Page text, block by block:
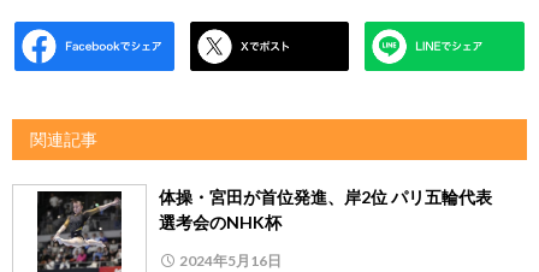
関連記事
体操・宮田が首位発進、岸2位 パリ五輪代表
選考会のNHK杯
2024年5月16日